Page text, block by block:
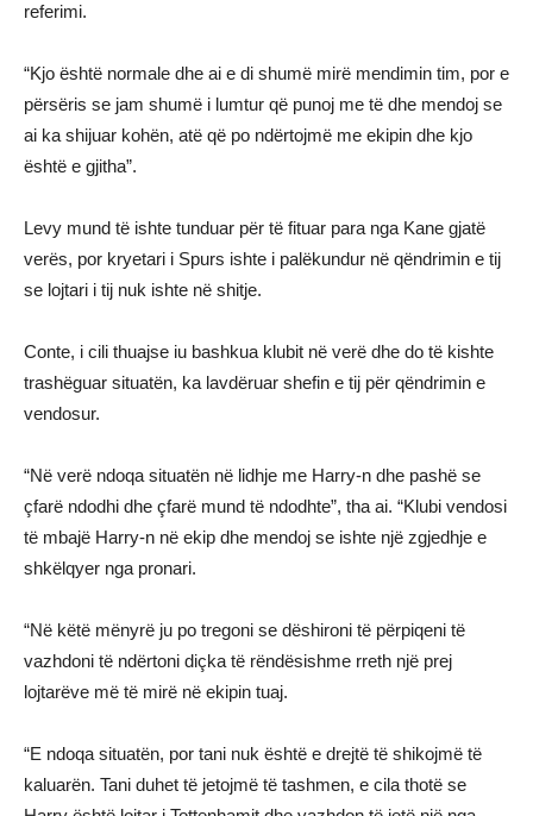
referimi.
“Kjo është normale dhe ai e di shumë mirë mendimin tim, por e
përsëris se jam shumë i lumtur që punoj me të dhe mendoj se
ai ka shijuar kohën, atë që po ndërtojmë me ekipin dhe kjo
është e gjitha”.
Levy mund të ishte tunduar për të fituar para nga Kane gjatë
verës, por kryetari i Spurs ishte i palëkundur në qëndrimin e tij
se lojtari i tij nuk ishte në shitje.
Conte, i cili thuajse iu bashkua klubit në verë dhe do të kishte
trashëguar situatën, ka lavdëruar shefin e tij për qëndrimin e
vendosur.
“Në verë ndoqa situatën në lidhje me Harry-n dhe pashë se
çfarë ndodhi dhe çfarë mund të ndodhte”, tha ai. “Klubi vendosi
të mbajë Harry-n në ekip dhe mendoj se ishte një zgjedhje e
shkëlqyer nga pronari.
“Në këtë mënyrë ju po tregoni se dëshironi të përpiqeni të
vazhdoni të ndërtoni diçka të rëndësishme rreth një prej
lojtarëve më të mirë në ekipin tuaj.
“E ndoqa situatën, por tani nuk është e drejtë të shikojmë të
kaluarën. Tani duhet të jetojmë të tashmen, e cila thotë se